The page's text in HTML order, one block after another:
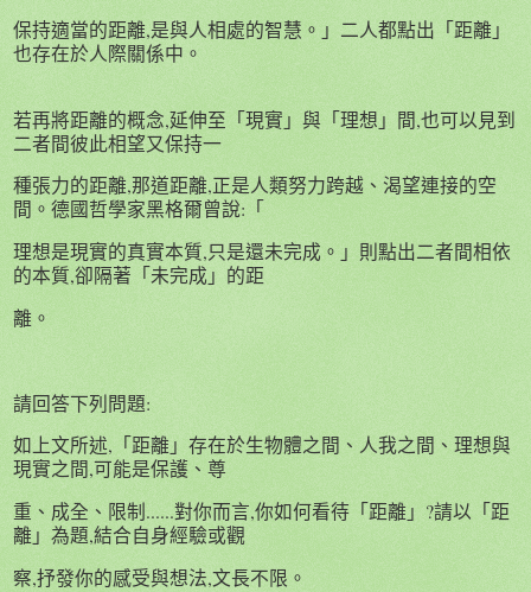
保持適當的距離,是與人相處的智慧。」二人都點出「距離」
也存在於人際關係中。
若再將距離的概念,延伸至「現實」與「理想」間,也可以見到
二者間彼此相望又保持一
種張力的距離,那道距離,正是人類努力跨越、渴望連接的空
間。德國哲學家黑格爾曾說:「
理想是現實的真實本質,只是還未完成。」則點出二者間相依
的本質,卻隔著「未完成」的距
離。
請回答下列問題:
如上文所述,「距離」存在於生物體之間、人我之間、理想與
現實之間,可能是保護、尊
重、成全、限制......對你而言,你如何看待「距離」?請以「距
離」為題,結合自身經驗或觀
察,抒發你的感受與想法,文長不限。